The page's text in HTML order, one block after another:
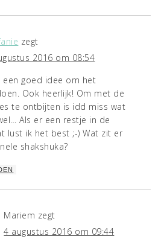
zegt
2016 om 08:54
een goed idee om het
Ook heerlijk! Om met de
te ontbijten is idd miss wat
Als er een restje in de
lust ik het best ;-) Wat zit er
shakshuka?
Mariem zegt
4 augustus 2016 om 09:44